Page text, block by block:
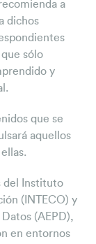
a
dichos
sólo
y
que se
aquellos
del Instituto
(INTECO) y
(AEPD),
en entornos